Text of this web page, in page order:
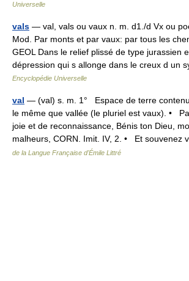
Universelle
vals — val, vals ou vaux n. m. d1./d Vx ou
Mod. Par monts et par vaux: par tous les
GEOL Dans le relief plissé de type jurassien
dépression qui s allonge dans le creux d un
Encyclopédie Universelle
val — (val) s. m. 1° Espace de terre
le même que vallée (le pluriel est vaux). •
joie et de reconnaissance, Bénis ton Dieu,
malheurs, CORN. Imit. IV, 2. • Et
de la Langue Française d'Émile Littré